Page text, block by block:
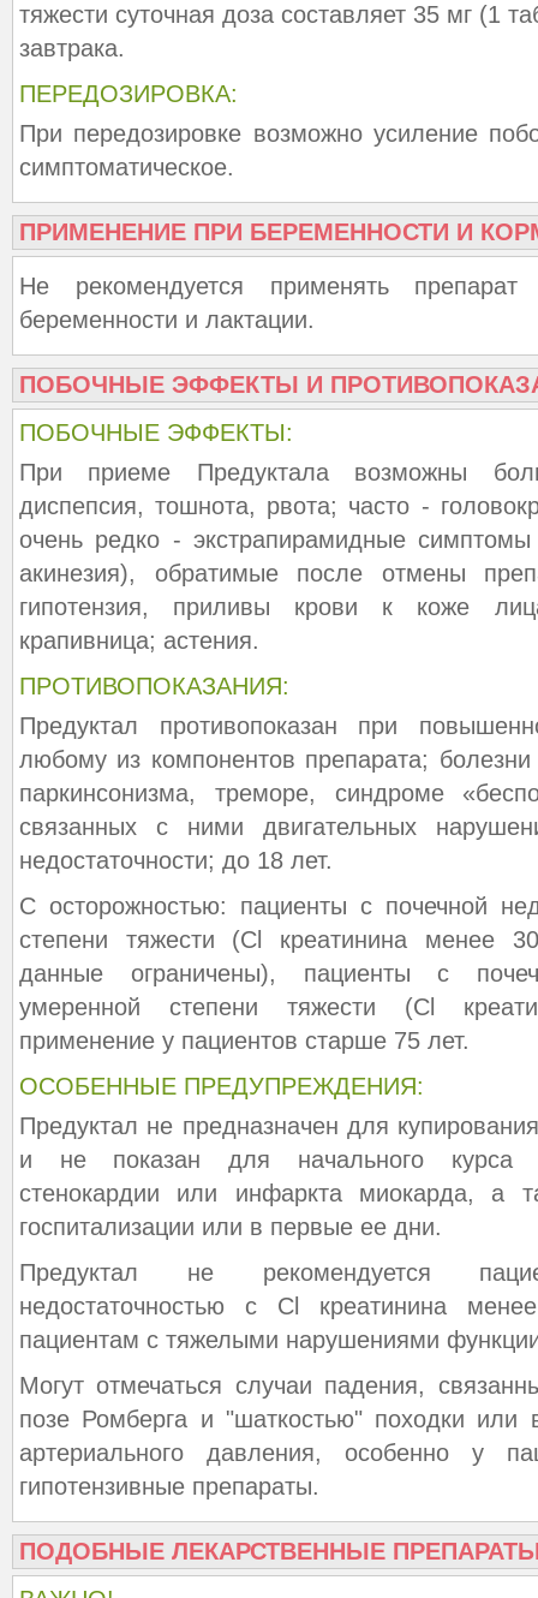
тяжести суточная доза составляет 35 мг (1
завтрака.
ПЕРЕДОЗИРОВКА:
При передозировке возможно усиление
симптоматическое.
ПРИМЕНЕНИЕ ПРИ БЕРЕМЕННОСТИ И
Не рекомендуется применять
беременности и лактации.
ПОБОЧНЫЕ ЭФФЕКТЫ И
ПОБОЧНЫЕ ЭФФЕКТЫ:
При приеме Предуктала возможны
диспепсия, тошнота, рвота; часто -
очень редко - экстрапирамидные
акинезия), обратимые после отмены
гипотензия, приливы крови к коже
крапивница; астения.
ПРОТИВОПОКАЗАНИЯ:
Предуктал противопоказан при
любому из компонентов препарата;
паркинсонизма, треморе, синдроме
связанных с ними двигательных
недостаточности; до 18 лет.
С осторожностью: пациенты с почечной
степени тяжести (Cl креатинина менее
данные ограничены), пациенты с
умеренной степени тяжести (Cl
применение у пациентов старше 75 лет.
ОСОБЕННЫЕ ПРЕДУПРЕЖДЕНИЯ:
Предуктал не предназначен для
и не показан для начального курса
стенокардии или инфаркта миокарда, а
госпитализации или в первые ее дни.
Предуктал не рекомендуется
недостаточностью с Cl креатинина
пациентам с тяжелыми нарушениями
Могут отмечаться случаи падения,
позе Ромберга и "шаткостью" походки
артериального давления, особенно у
гипотензивные препараты.
ПОДОБНЫЕ ЛЕКАРСТВЕННЫЕ